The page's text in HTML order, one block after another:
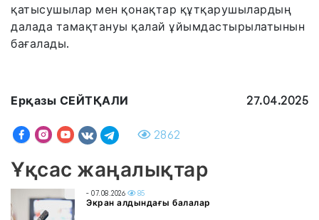
қатысушылар мен қонақтар құтқарушылардың
далада тамақтануы қалай ұйымдастырылатынын
бағалады.
Ерқазы СЕЙТҚАЛИ 27.04.2025
2862
Ұқсас жаңалықтар
- 07.08.2026 85
Экран алдындағы балалар